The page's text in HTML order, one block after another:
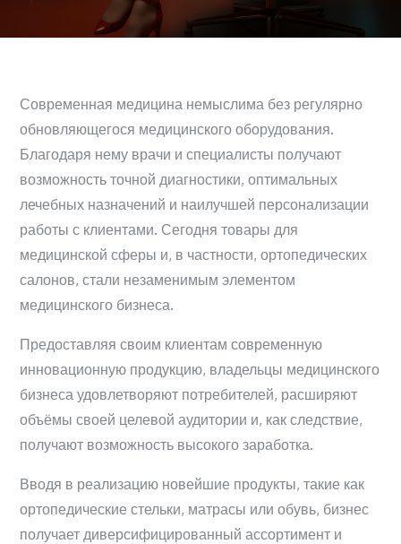
Современная медицина немыслима без регулярно
обновляющегося медицинского оборудования.
Благодаря нему врачи и специалисты получают
возможность точной диагностики, оптимальных
лечебных назначений и наилучшей персонализации
работы с клиентами. Сегодня товары для
медицинской сферы и, в частности, ортопедических
салонов, стали незаменимым элементом
медицинского бизнеса.
Предоставляя своим клиентам современную
инновационную продукцию, владельцы медицинского
бизнеса удовлетворяют потребителей, расширяют
объёмы своей целевой аудитории и, как следствие,
получают возможность высокого заработка.
Вводя в реализацию новейшие продукты, такие как
ортопедические стельки, матрасы или обувь, бизнес
получает диверсифицированный ассортимент и